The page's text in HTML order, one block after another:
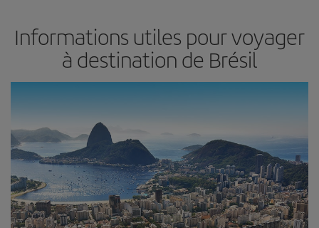
Informations utiles pour voyager
à destination de Brésil